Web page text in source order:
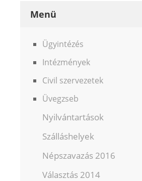
Menü
Ügyintézés
Intézmények
Civil szervezetek
Üvegzseb
Nyilvántartások
Szálláshelyek
Népszavazás 2016
Választás 2014